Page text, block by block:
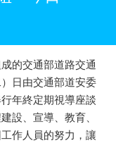
的交通部道路交通
日由交通部道安委
年終定期視導座談
設、宣導、教育、
作人員的努力，讓